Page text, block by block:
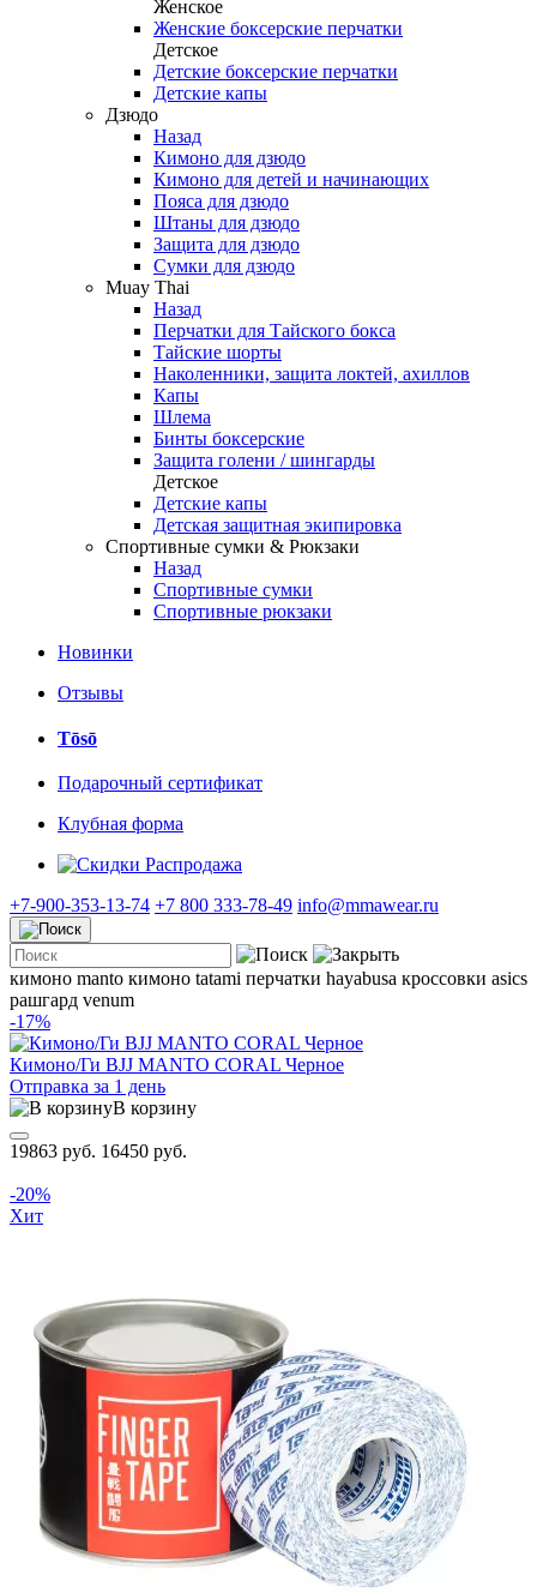
Женское
Женские боксерские перчатки
Детское
Детские боксерские перчатки
Детские капы
Дзюдо
Назад
Кимоно для дзюдо
Кимоно для детей и начинающих
Пояса для дзюдо
Штаны для дзюдо
Защита для дзюдо
Сумки для дзюдо
Muay Thai
Назад
Перчатки для Тайского бокса
Тайские шорты
Наколенники, защита локтей, ахиллов
Капы
Шлема
Бинты боксерские
Защита голени / шингарды
Детское
Детские капы
Детская защитная экипировка
Спортивные сумки & Рюкзаки
Назад
Спортивные сумки
Спортивные рюкзаки
Новинки
Отзывы
Tōsō
Подарочный сертификат
Клубная форма
Распродажа
+7-900-353-13-74 +7 800 333-78-49 info@mmawear.ru
кимоно manto кимоно tatami перчатки hayabusa кроссовки asics
рашгард venum
-17%
Кимоно/Ги BJJ MANTO CORAL Черное
Отправка за 1 день
В корзину
19863 руб. 16450 руб.
-20%
Хит